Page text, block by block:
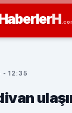
H
- 12:35